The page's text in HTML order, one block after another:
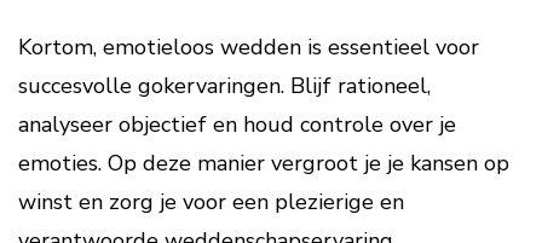
Kortom, emotieloos wedden is essentieel voor
succesvolle gokervaringen. Blijf rationeel,
analyseer objectief en houd controle over je
emoties. Op deze manier vergroot je je kansen op
winst en zorg je voor een plezierige en